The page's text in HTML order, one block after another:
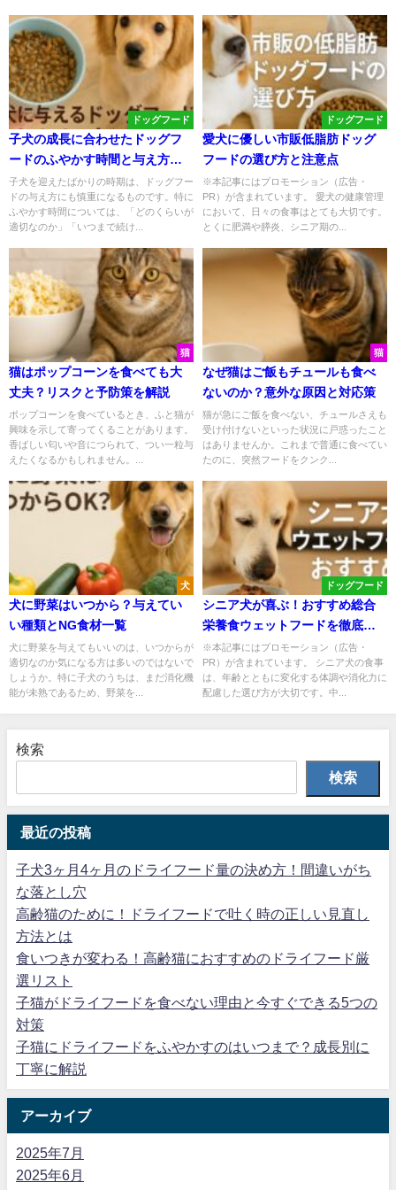
ドッグフード
子犬の成長に合わせたドッグフ
ードのふやかす時間と与え方の
基本
子犬を迎えたばかりの時期は、ドッグフー
ドの与え方にも慎重になるものです。特に
ふやかす時間については、「どのくらいが
適切なのか」「いつまで続け...
ドッグフード
愛犬に優しい市販低脂肪ドッグ
フードの選び方と注意点
※本記事にはプロモーション（広告・
PR）が含まれています。 愛犬の健康管理
において、日々の食事はとても大切です。
とくに肥満や膵炎、シニア期の...
猫
猫はポップコーンを食べても大
丈夫？リスクと予防策を解説
ポップコーンを食べているとき、ふと猫が
興味を示して寄ってくることがあります。
香ばしい匂いや音につられて、つい一粒与
えたくなるかもしれません。...
猫
なぜ猫はご飯もチュールも食べ
ないのか？意外な原因と対応策
猫が急にご飯を食べない、チュールさえも
受け付けないといった状況に戸惑ったこと
はありませんか。これまで普通に食べてい
たのに、突然フードをクンク...
犬
犬に野菜はいつから？与えてい
い種類とNG食材一覧
犬に野菜を与えてもいいのは、いつからが
適切なのか気になる方は多いのではないで
しょうか。特に子犬のうちは、まだ消化機
能が未熟であるため、野菜を...
ドッグフード
シニア犬が喜ぶ！おすすめ総合
栄養食ウェットフードを徹底解
説
※本記事にはプロモーション（広告・
PR）が含まれています。 シニア犬の食事
は、年齢とともに変化する体調や消化力に
配慮した選び方が大切です。中...
検索
検索
最近の投稿
子犬3ヶ月4ヶ月のドライフード量の決め方！間違いがち
な落とし穴
高齢猫のために！ドライフードで吐く時の正しい見直し
方法とは
食いつきが変わる！高齢猫におすすめのドライフード厳
選リスト
子猫がドライフードを食べない理由と今すぐできる5つの
対策
子猫にドライフードをふやかすのはいつまで？成長別に
丁寧に解説
アーカイブ
2025年7月
2025年6月